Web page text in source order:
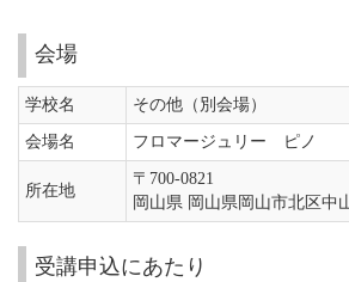
会場
学校名 その他（別会場）
会場名 フロマージュリー ピノ
所在地
〒700-0821
岡山県 岡山県岡山市北区中
受講申込にあたり